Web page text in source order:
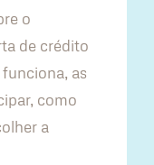
o
de crédito
as
como
a